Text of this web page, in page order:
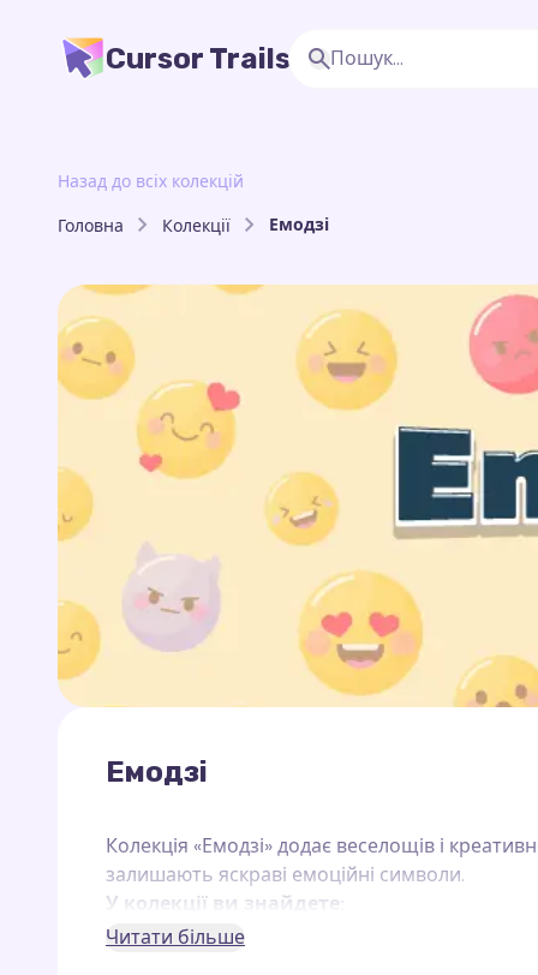
Cursor Trails
Назад до всіх колекцій
Головна Колекції Емодзі
Емодзі
Колекція «Емодзі» додає веселощів і
залишають яскраві емоційні символи.
У колекції ви знайдете:
Читати більше